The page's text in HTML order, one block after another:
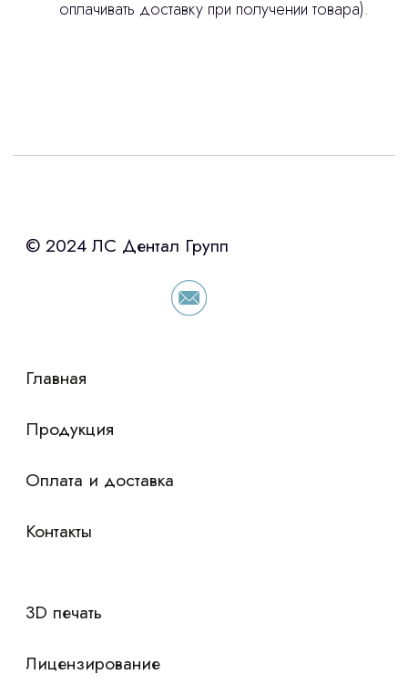
оплачивать доставку при получении товара).
Интересует лизинг?
«Уралпромлизинг» подберем выгодные
условия по лизингу оборудования,
просто оставьте контакты чтобы мы
сориентировали по условиям